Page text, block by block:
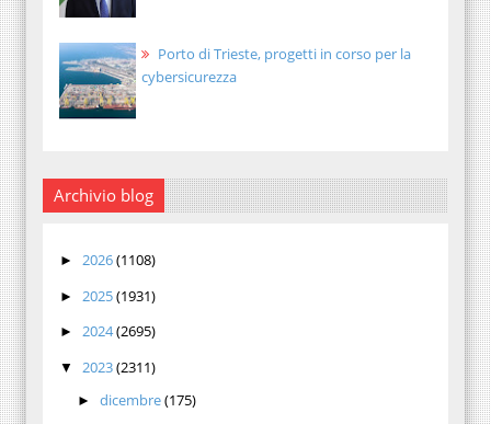
Porto di Trieste, progetti in corso per la
cybersicurezza
Archivio blog
► 2026(1108)
► 2025(1931)
► 2024(2695)
▼ 2023(2311)
► dicembre(175)